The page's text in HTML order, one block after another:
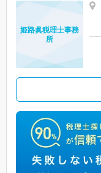
姫路眞税理士事務
所